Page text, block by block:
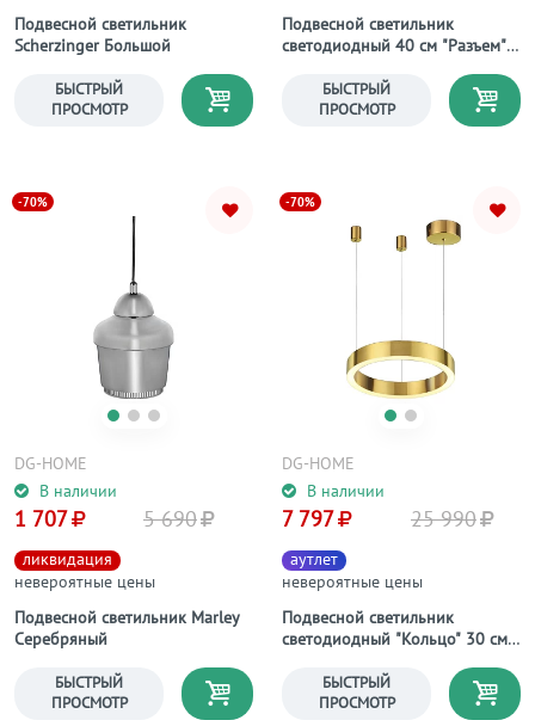
Подвесной светильник
Scherzinger Большой
БЫСТРЫЙ
ПРОСМОТР
Подвесной светильник
светодиодный 40 см "Разъем"
БЫСТРЫЙ
ПРОСМОТР
-70%
В наличии
DG-HOME
Подвесной светильник Marley
Серебряный
ликвидация
невероятные цены
1 707 5 690
БЫСТРЫЙ
ПРОСМОТР
-70%
В наличии
DG-HOME
Подвесной светильник
светодиодный "Кольцо" 30 см
аутлет
невероятные цены
7 797 25 990
БЫСТРЫЙ
ПРОСМОТР